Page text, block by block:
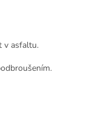
v asfaltu.